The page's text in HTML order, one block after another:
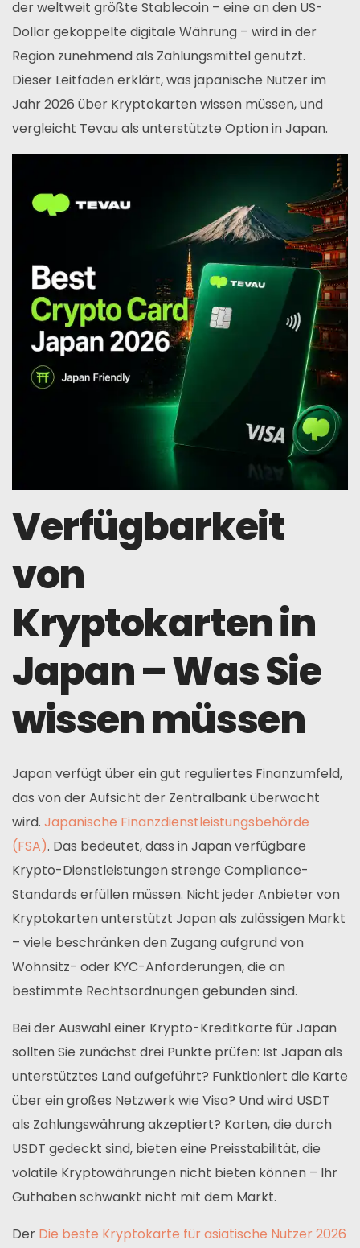
der weltweit größte Stablecoin – eine an den US-
Dollar gekoppelte digitale Währung – wird in der
Region zunehmend als Zahlungsmittel genutzt.
Dieser Leitfaden erklärt, was japanische Nutzer im
Jahr 2026 über Kryptokarten wissen müssen, und
vergleicht Tevau als unterstützte Option in Japan.
Verfügbarkeit
von
Kryptokarten in
Japan – Was Sie
wissen müssen
Japan verfügt über ein gut reguliertes Finanzumfeld,
das von der Aufsicht der Zentralbank überwacht
wird. Japanische Finanzdienstleistungsbehörde
(FSA). Das bedeutet, dass in Japan verfügbare
Krypto-Dienstleistungen strenge Compliance-
Standards erfüllen müssen. Nicht jeder Anbieter von
Kryptokarten unterstützt Japan als zulässigen Markt
– viele beschränken den Zugang aufgrund von
Wohnsitz- oder KYC-Anforderungen, die an
bestimmte Rechtsordnungen gebunden sind.
Bei der Auswahl einer Krypto-Kreditkarte für Japan
sollten Sie zunächst drei Punkte prüfen: Ist Japan als
unterstütztes Land aufgeführt? Funktioniert die Karte
über ein großes Netzwerk wie Visa? Und wird USDT
als Zahlungswährung akzeptiert? Karten, die durch
USDT gedeckt sind, bieten eine Preisstabilität, die
volatile Kryptowährungen nicht bieten können – Ihr
Guthaben schwankt nicht mit dem Markt.
Der Die beste Kryptokarte für asiatische Nutzer 2026